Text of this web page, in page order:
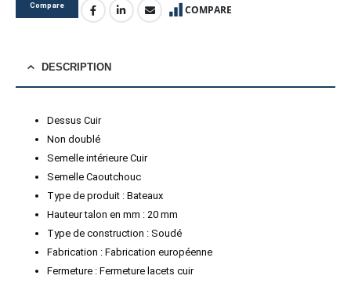
Compare COMPARE
DESCRIPTION
Dessus Cuir
Non doublé
Semelle intérieure Cuir
Semelle Caoutchouc
Type de produit : Bateaux
Hauteur talon en mm : 20 mm
Type de construction : Soudé
Fabrication : Fabrication européenne
Fermeture : Fermeture lacets cuir